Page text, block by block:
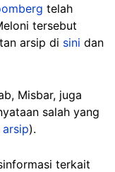
telah
tersebut
arsip di sini dan
Misbar, juga
salah yang
).
terkait